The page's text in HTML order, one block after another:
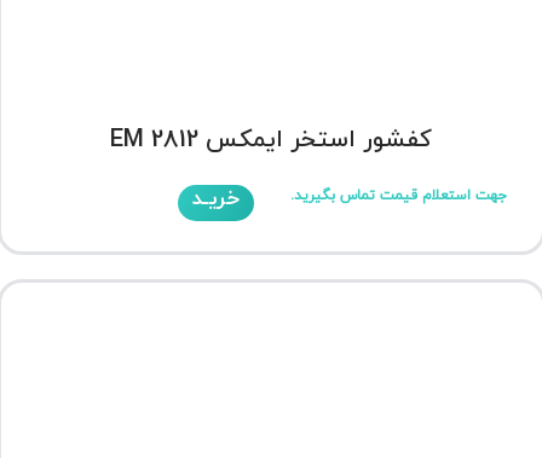
کفشور استخر ایمکس EM 2812
جهت استعلام قیمت تماس بگیرید. خریـد